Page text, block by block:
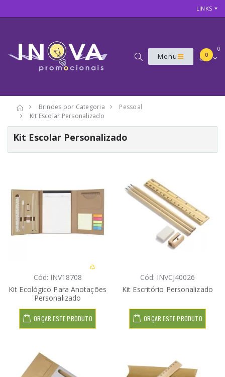
LINKS
Menu
0
0
Brindes por Categoria
Pessoal
Kit Escolar Personalizado
Kit Escolar Personalizado
Cód: INV18708
Kit Ecológico Para Anotações
Personalizado
ORÇAR ESTE PRODUTO
Cód: INVCJ40026
Kit Escritório Personalizado
ORÇAR ESTE PRODUTO